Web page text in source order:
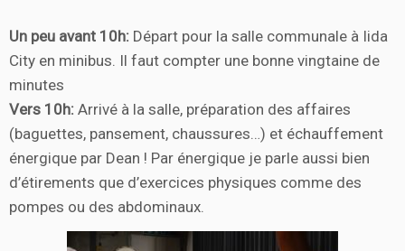
Un peu avant 10h: Départ pour la salle communale à Iida
City en minibus. Il faut compter une bonne vingtaine de
minutes
Vers 10h: Arrivé à la salle, préparation des affaires
(baguettes, pansement, chaussures…) et échauffement
énergique par Dean ! Par énergique je parle aussi bien
d’étirements que d’exercices physiques comme des
pompes ou des abdominaux.